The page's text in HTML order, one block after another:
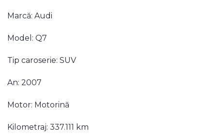
Marcă: Audi
Model: Q7
Tip caroserie: SUV
An: 2007
Motor: Motorină
Kilometraj: 337.111 km